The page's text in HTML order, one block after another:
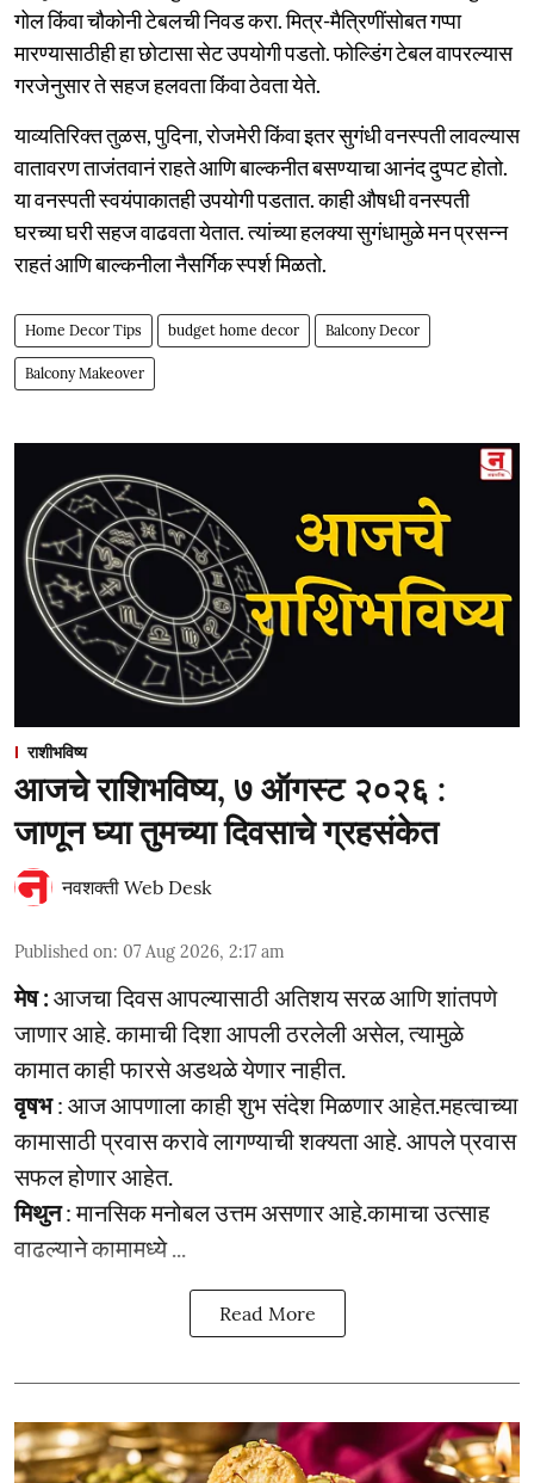
गोल किंवा चौकोनी टेबलची निवड करा. मित्र-मैत्रिणींसोबत गप्पा
मारण्यासाठीही हा छोटासा सेट उपयोगी पडतो. फोल्डिंग टेबल वापरल्यास
गरजेनुसार ते सहज हलवता किंवा ठेवता येते.
याव्यतिरिक्त तुळस, पुदिना, रोजमेरी किंवा इतर सुगंधी वनस्पती लावल्यास
वातावरण ताजंतवानं राहते आणि बाल्कनीत बसण्याचा आनंद दुप्पट होतो.
या वनस्पती स्वयंपाकातही उपयोगी पडतात. काही औषधी वनस्पती
घरच्या घरी सहज वाढवता येतात. त्यांच्या हलक्या सुगंधामुळे मन प्रसन्न
राहतं आणि बाल्कनीला नैसर्गिक स्पर्श मिळतो.
Home Decor Tips budget home decor Balcony Decor
Balcony Makeover
राशीभविष्य
आजचे राशिभविष्य, ७ ऑगस्ट २०२६ :
जाणून घ्या तुमच्या दिवसाचे ग्रहसंकेत
नवशक्ती Web Desk
Published on: 07 Aug 2026, 2:17 am
मेष :आजचा दिवस आपल्यासाठी अतिशय सरळ आणि शांतपणे
जाणार आहे. कामाची दिशा आपली ठरलेली असेल, त्यामुळे
कामात काही फारसे अडथळे येणार नाहीत.
वृषभ: आज आपणाला काही शुभ संदेश मिळणार आहेत.महत्वाच्या
कामासाठी प्रवास करावे लागण्याची शक्यता आहे. आपले प्रवास
सफल होणार आहेत.
मिथुन: मानसिक मनोबल उत्तम असणार आहे.कामाचा उत्साह
वाढल्याने कामामध्ये ...
Read More